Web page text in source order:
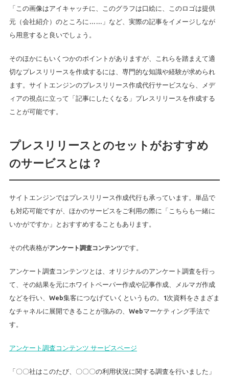
「この画像はアイキャッチに、このグラフは口絵に、このロゴは提供
元（会社紹介）のところに……」など、実際の記事をイメージしなが
ら用意すると良いでしょう。
そのほかにもいくつかのポイントがありますが、これらを踏まえて適
切なプレスリリースを作成するには、専門的な知識や経験が求められ
ます。サイトエンジンのプレスリリース作成代行サービスなら、メデ
ィアの視点に立って「記事にしたくなる」プレスリリースを作成する
ことが可能です。
プレスリリースとのセットがおすすめ
のサービスとは？
サイトエンジンではプレスリリース作成代行も承っています。単品で
も対応可能ですが、ほかのサービスをご利用の際に「こちらも一緒に
いかがですか」とおすすめすることもあります。
その代表格がアンケート調査コンテンツです。
アンケート調査コンテンツとは、オリジナルのアンケート調査を行っ
て、その結果を元にホワイトペーパー作成や記事作成、メルマガ作成
などを行い、Web集客につなげていくというもの。1次資料をさまざま
なチャネルに展開できることが強みの、Webマーケティング手法で
す。
アンケート調査コンテンツ サービスページ
「〇〇社はこのたび、〇〇〇の利用状況に関する調査を行いました」